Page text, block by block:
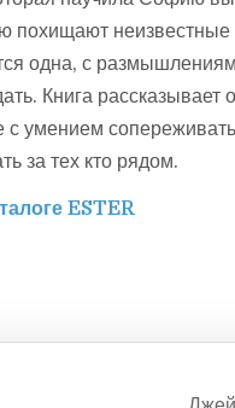
похищают неизвестные
одна, с
Книга рассказывает
с умением
за тех кто рядом.
ESTER